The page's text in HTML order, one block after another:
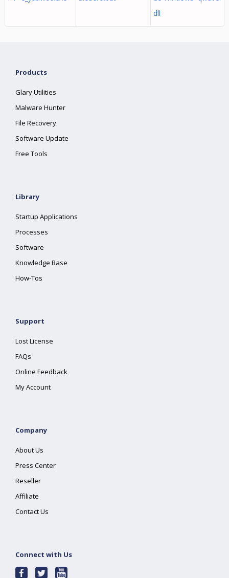
dll
Products
Glary Utilities
Malware Hunter
File Recovery
Software Update
Free Tools
Library
Startup Applications
Processes
Software
Knowledge Base
How-Tos
Support
Lost License
FAQs
Online Feedback
My Account
Company
About Us
Press Center
Reseller
Affiliate
Contact Us
Connect with Us